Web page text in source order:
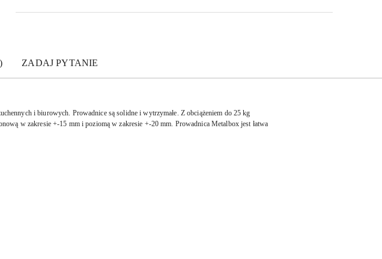
ZADAJ PYTANIE
i biurowych. Prowadnice są solidne i wytrzymałe. Z obciążeniem do 25 kg
w zakresie +-15 mm i poziomą w zakresie +-20 mm. Prowadnica Metalbox jest łatwa